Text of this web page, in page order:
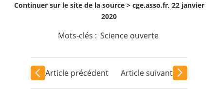
Continuer sur le site de la source > cge.asso.fr, 22 janvier
2020
Mots-clés : Science ouverte
Article précédent Article suivant